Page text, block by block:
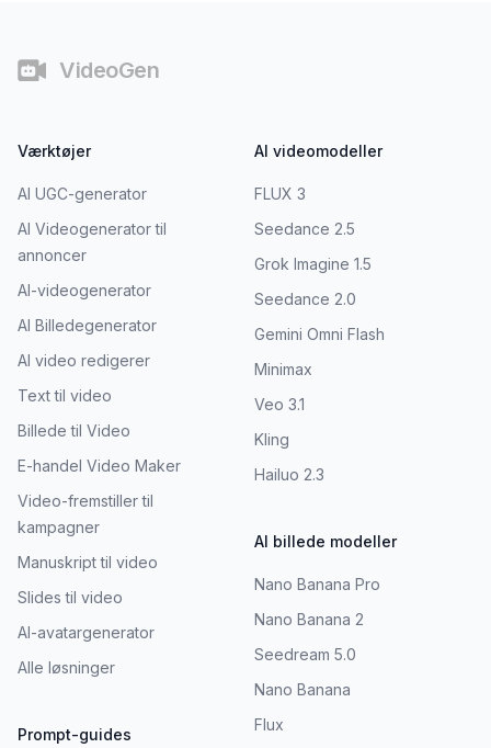
VideoGen
Værktøjer
AI UGC-generator
AI Videogenerator til
annoncer
AI-videogenerator
AI Billedegenerator
AI video redigerer
Text til video
Billede til Video
E-handel Video Maker
Video-fremstiller til
kampagner
Manuskript til video
Slides til video
AI-avatargenerator
Alle løsninger
Prompt-guides
AI videomodeller
FLUX 3
Seedance 2.5
Grok Imagine 1.5
Seedance 2.0
Gemini Omni Flash
Minimax
Veo 3.1
Kling
Hailuo 2.3
AI billede modeller
Nano Banana Pro
Nano Banana 2
Seedream 5.0
Nano Banana
Flux